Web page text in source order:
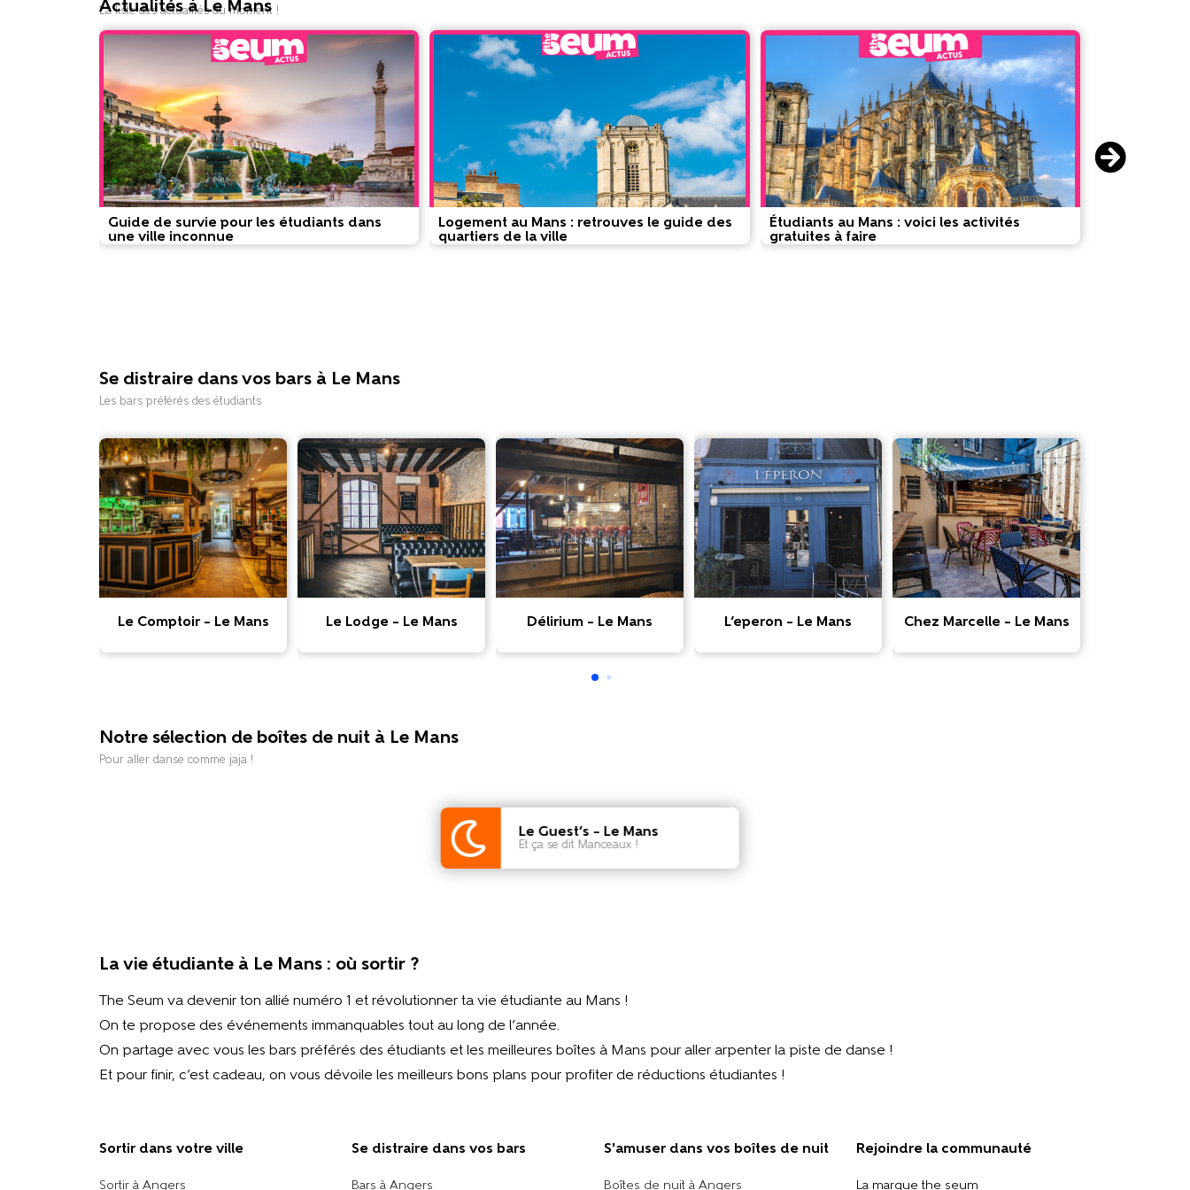
Actualités à Le Mans
La liste des actualités du moment !
Guide de survie pour les étudiants dans
une ville inconnue
Logement au Mans : retrouves le guide des
quartiers de la ville
Étudiants au Mans : voici les activités
gratuites à faire
Se distraire dans vos bars à Le Mans
Les bars préférés des étudiants
Le Comptoir – Le Mans Le Lodge – Le Mans Délirium – Le Mans L’eperon – Le Mans Chez Marcelle – Le Mans
Notre sélection de boîtes de nuit à Le Mans
Pour aller danse comme jaja !
Le Guest’s – Le Mans
Et ça se dit Manceaux !
La vie étudiante à Le Mans : où sortir ?
The Seum va devenir ton allié numéro 1 et révolutionner ta vie étudiante au Mans !
On te propose des événements immanquables tout au long de l’année.
On partage avec vous les bars préférés des étudiants et les meilleures boîtes à Mans pour aller arpenter la piste de danse !
Et pour finir, c’est cadeau, on vous dévoile les meilleurs bons plans pour profiter de réductions étudiantes !
Sortir dans votre ville​
Sortir à Angers
Se distraire dans vos bars
Bars à Angers
S'amuser dans vos boîtes de nuit
Boîtes de nuit à Angers
Rejoindre la communauté
La marque the seum